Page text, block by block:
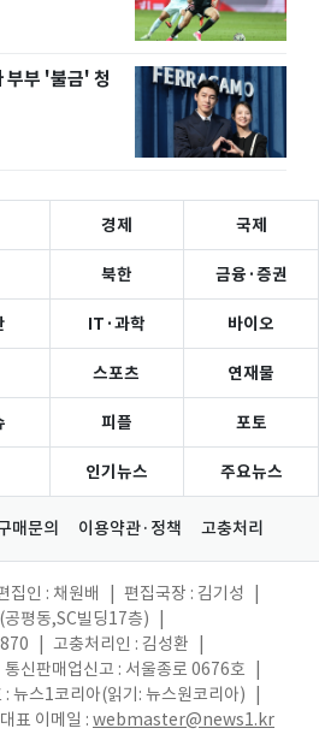
부부 '불금' 청
경제 국제
북한 금융·증권
IT·과학 바이오
스포츠 연재물
피플 포토
인기뉴스 주요뉴스
매문의 이용약관·정책 고충처리
집인 : 채원배 편집국장 : 김기성
평동,SC빌딩17층)
고충처리인 : 김성환
통신판매업신고 : 서울종로 0676호
: 뉴스1코리아(읽기: 뉴스원코리아)
대표 이메일 : webmaster@news1.kr